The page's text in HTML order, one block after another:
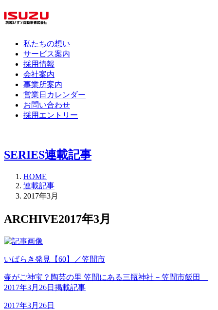
私たちの想い
サービス案内
採用情報
会社案内
事業所案内
営業日カレンダー
お問い合わせ
採用エントリー
SERIES連載記事
HOME
連載記事
2017年3月
ARCHIVE2017年3月
いばらき発見【60】／笠間市
壷がご神宝？陶芸の里 笠間にある三瓶神社－笠間市飯田
2017年3月26日掲載記事
2017年3月26日